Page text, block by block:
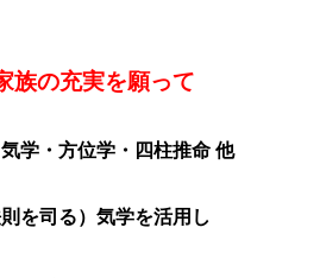
の充実を願って
学・方位学・四柱推命 他
を司る）気学を活用し